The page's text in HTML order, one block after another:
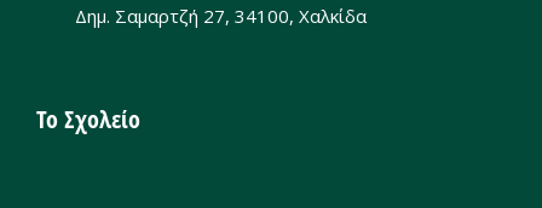
Δημ. Σαμαρτζή 27, 34100, Χαλκίδα
Το Σχολείο